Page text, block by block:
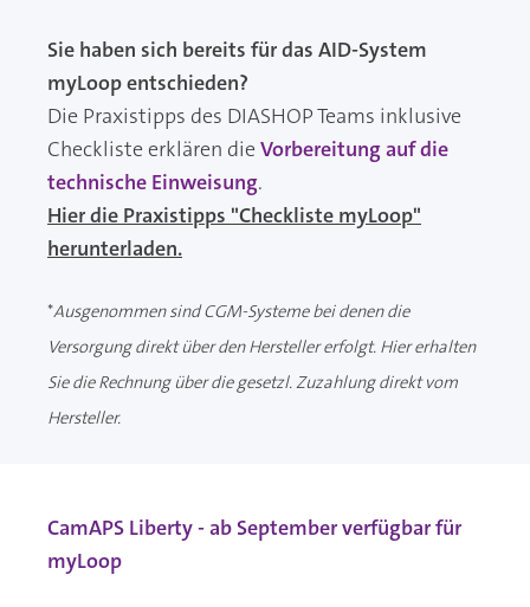
Sie haben sich bereits für das AID-System
myLoop entschieden?
Die Praxistipps des DIASHOP Teams inklusive
Checkliste erklären die Vorbereitung auf die
technische Einweisung.
Hier die Praxistipps "Checkliste myLoop"
herunterladen.
*Ausgenommen sind CGM-Systeme bei denen die
Versorgung direkt über den Hersteller erfolgt. Hier erhalten
Sie die Rechnung über die gesetzl. Zuzahlung direkt vom
Hersteller.
CamAPS Liberty - ab September verfügbar für
myLoop